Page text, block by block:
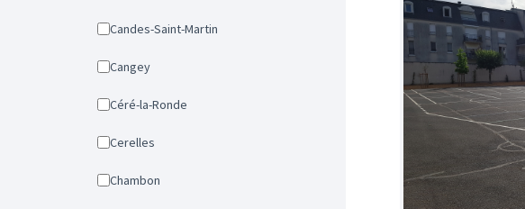
Candes-Saint-Martin
Cangey
Céré-la-Ronde
Cerelles
Chambon